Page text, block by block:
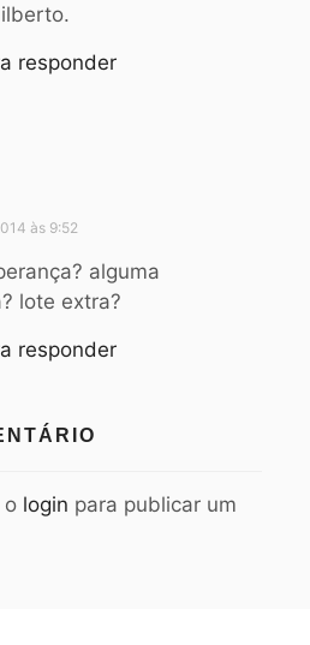
responder
às 9:52
alguma
lote extra?
responder
o login para publicar um